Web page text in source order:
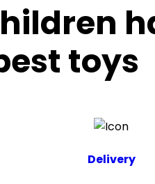
toys
Delivery